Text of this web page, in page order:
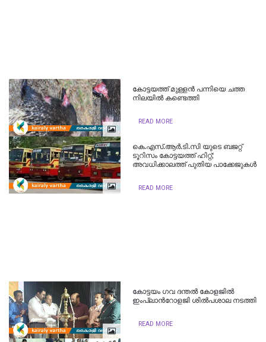
കോട്ടയത്ത് മുള്ളൻ പന്നിയെ ചത്ത
നിലയിൽ കണ്ടെത്തി
READ MORE
കെ.എസ്.ആര്‍.ടി.സി യുടെ ബജറ്റ്
ടൂറിസം കോട്ടയത്ത് ഹിറ്റ്;
അവധിക്കാലത്ത് പുതിയ പാക്കേജുകള്‍
READ MORE
കോട്ടയം ഗവ ദന്തല്‍ കോളജില്‍
ഇംപ്ലാന്‍റോളജി ശില്‍പശാല നടത്തി
READ MORE